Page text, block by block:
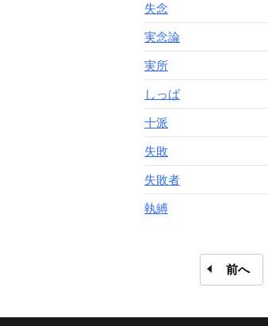
失念
実念論
実所
しっぱ
十派
失敗
失敗者
執縛
前へ